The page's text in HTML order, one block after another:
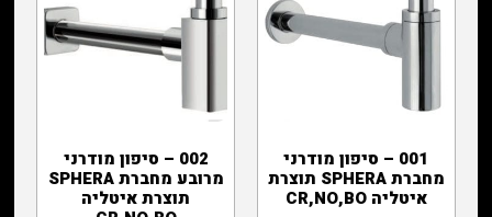
001 – סיפון מודרני
מחברת SPHERA תוצרת
איטליה CR,NO,BO
002 – סיפון מודרני
מרובע מחברת SPHERA
תוצרת איטליה